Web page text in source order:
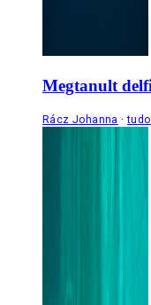
Megtanult
Rácz Johanna